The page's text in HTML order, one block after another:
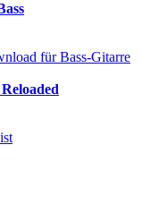
für Bass-Gitarre